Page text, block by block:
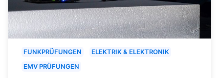
FUNKPRÜFUNGEN
ELEKTRIK & ELEKTRONIK
EMV PRÜFUNGEN